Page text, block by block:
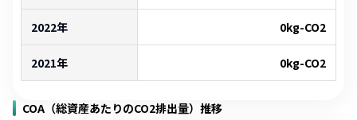
2022年 0kg-CO2
2021年 0kg-CO2
COA（総資産あたりのCO2排出量）推移